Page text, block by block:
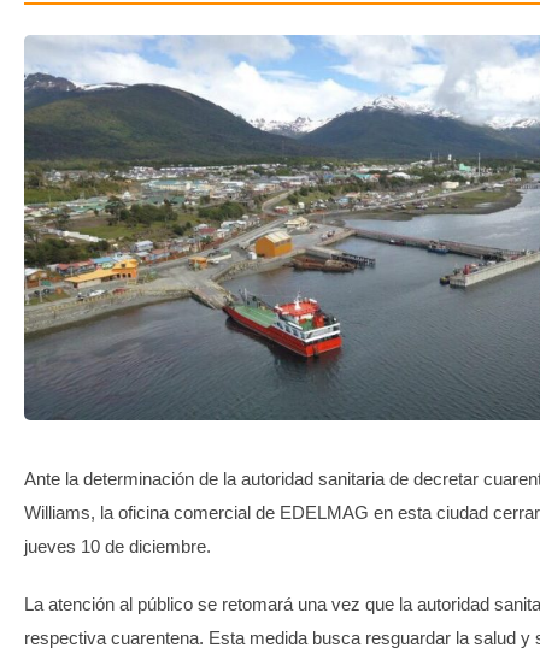
AUDIOS
VIDEOS
GALERIA DE FOTOS
APP MÓVIL
TRANSPARENCIA
Ante la determinación de la autoridad sanitaria de decretar
Williams, la oficina comercial de EDELMAG en esta ciudad
jueves 10 de diciembre.
La atención al público se retomará una vez que la autoridad
respectiva cuarentena. Esta medida busca resguardar la salud y